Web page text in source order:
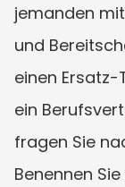
jemanden
und
einen
ein
fragen Sie
Benennen